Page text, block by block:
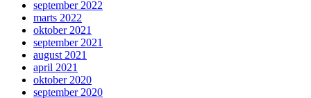
september 2022
marts 2022
oktober 2021
september 2021
august 2021
april 2021
oktober 2020
september 2020